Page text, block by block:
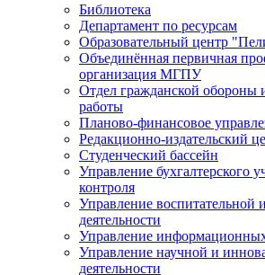
Библиотека
Департамент по ресурсам
Образовательный центр
Объединённая первичная
организация МГПУ
Отдел гражданской обороны
работы
Планово-финансовое
Редакционно-издательский
Студенческий бассейн
Управление бухгалтерского
контроля
Управление воспитательной
деятельности
Управление
Управление научной и
деятельности